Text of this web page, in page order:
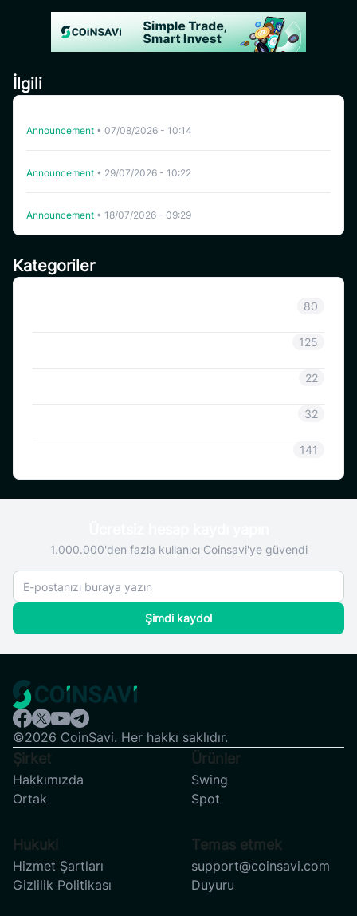
Kategoriler
80
125
22
32
141
İlgili
Announcement • 07/08/2026 - 10:14
Announcement • 29/07/2026 - 10:22
Announcement • 18/07/2026 - 09:29
1.000.000'den fazla kullanıcı Coinsavi'ye güvendi
Şimdi kaydol
©2026 CoinSavi. Her hakkı saklıdır.
Şirket
Hakkımızda
Ortak
Ürünler
Swing
Spot
Hukuki
Hizmet Şartları
Gizlilik Politikası
Temas etmek
support@coinsavi.com
Duyuru